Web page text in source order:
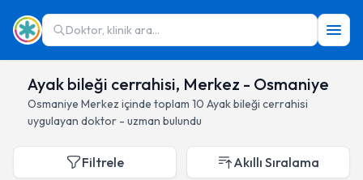
Doktor, klinik ara...
Ayak bileği cerrahisi, Merkez - Osmaniye
Osmaniye Merkez içinde toplam 10 Ayak bileği cerrahisi
uygulayan doktor - uzman bulundu
Filtrele Akıllı Sıralama